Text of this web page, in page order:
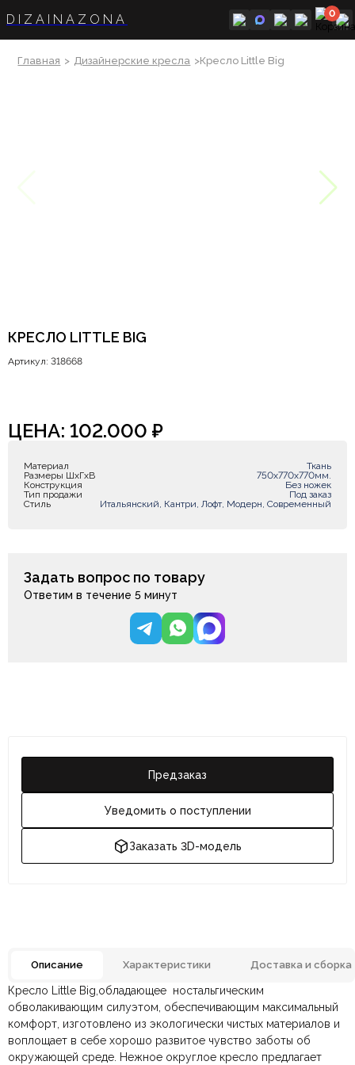
DIZAINAZONA 0
Главная > Дизайнерские кресла >Кресло Little Big
КРЕСЛО LITTLE BIG
Артикул: 318668
Предзаказ
Уведомить о поступлении
Заказать 3D-модель
ЦЕНА: 102.000 ₽
Материал
Ткань
Размеры ШxГxВ
750х770х770мм.
Конструкция
Без ножек
Тип продажи
Под заказ
Стиль
Итальянский, Кантри, Лофт, Модерн, Современный
Задать вопрос по товару
Ответим в течение 5 минут
Описание Характеристики Доставка и сборка
Кресло Little Big,обладающее ностальгическим
обволакивающим силуэтом, обеспечивающим максимальный
комфорт, изготовлено из экологически чистых материалов и
воплощает в себе хорошо развитое чувство заботы об
окружающей среде. Нежное округлое кресло предлагает
Материал Ткань
Размеры ШxГxВ 750х770х770мм.
По всей России:отправляем через транспортную
компаниюСДЭК. Срок доставки —до 7 дней.
Оплата в салоне-магазине— наличными или картой
при самовывозе.
Отзывов ещё нет. Напишите первым.